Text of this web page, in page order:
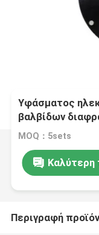
Υφάσματος
βαλβίδων
βαλβίδων
MOQ：5sets
Καλύτερη
Περιγραφή